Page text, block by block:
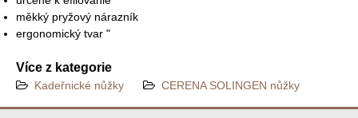
měkký pryžový nárazník
ergonomický tvar "
Více z kategorie
Kadeřnické nůžky CERENA SOLINGEN nůžky